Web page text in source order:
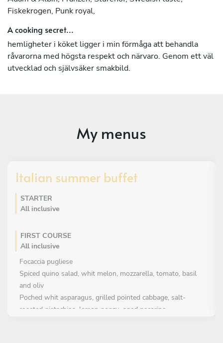
Fiskekrogen, Punk royal,
A cooking secret...
hemligheter i köket ligger i min förmåga att behandla
råvarorna med högsta respekt och närvaro. Genom ett väl
utvecklad och självsäker smakbild.
My menus
Italian summer buffet
STARTER
All inclusive
FIRST COURSE
All inclusive
Focaccia pugliese
Spiced quino salad, whit melon, mozzarella, tomato, basil
and oliv
Poched whit asparagus, grilled pointed cabbage, salt-
roasted pistachios, lemon ponzu, aged pecorino